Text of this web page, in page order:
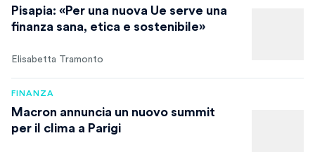
Pisapia: «Per una nuova Ue serve una
finanza sana, etica e sostenibile»
Elisabetta Tramonto
FINANZA
Macron annuncia un nuovo summit
per il clima a Parigi